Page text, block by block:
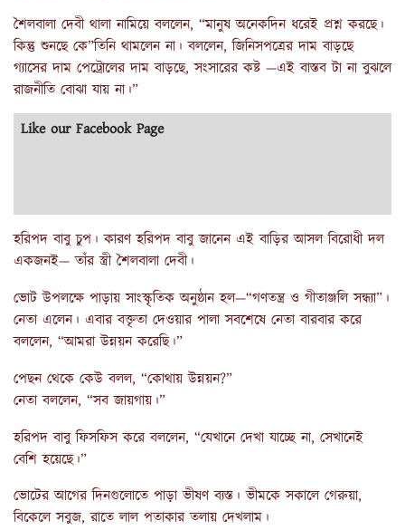
শৈলবালা দেবী থালা নামিয়ে বললেন, “মানুষ অনেকদিন ধরেই প্রশ্ন করছে।
কিন্তু শুনছে কে”তিনি থামলেন না। বললেন, জিনিসপত্রের দাম বাড়ছে
গ্যাসের দাম পেট্রোলের দাম বাড়ছে, সংসারের কষ্ট —এই বাস্তব টা না বুঝলে
রাজনীতি বোঝা যায় না।”
Like our Facebook Page
হরিপদ বাবু চুপ। কারণ হরিপদ বাবু জানেন এই বাড়ির আসল বিরোধী দল
একজনই— তাঁর স্ত্রী শৈলবালা দেবী।
ভোট উপলক্ষে পাড়ায় সাংস্কৃতিক অনুষ্ঠান হল—“গণতন্ত্র ও গীতাঞ্জলি সন্ধ্যা”।
নেতা এলেন। এবার বক্তৃতা দেওয়ার পালা সবশেষে নেতা বারবার করে
বললেন, “আমরা উন্নয়ন করেছি।”
পেছন থেকে কেউ বলল, “কোথায় উন্নয়ন?”
নেতা বললেন, “সব জায়গায়।”
হরিপদ বাবু ফিসফিস করে বললেন, “যেখানে দেখা যাচ্ছে না, সেখানেই
বেশি হয়েছে।”
ভোটের আগের দিনগুলোতে পাড়া ভীষণ ব্যস্ত। ভীমকে সকালে গেরুয়া,
বিকেলে সবুজ, রাতে লাল পতাকার তলায় দেখলাম।